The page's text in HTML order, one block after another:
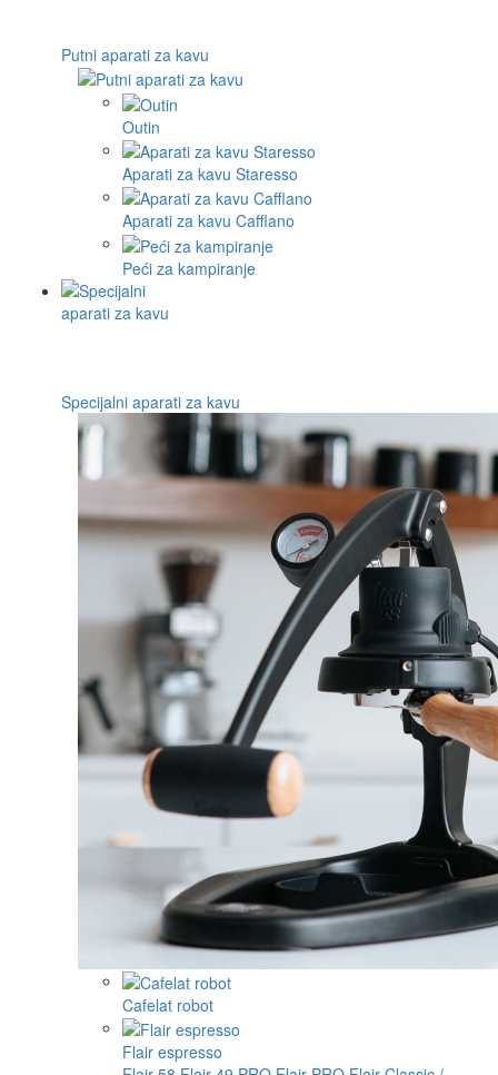
Putni aparati za kavu
Outin
Aparati za kavu Staresso
Aparati za kavu Cafflano
Peći za kampiranje
Specijalni aparati za kavu
Cafelat robot
Flair espresso